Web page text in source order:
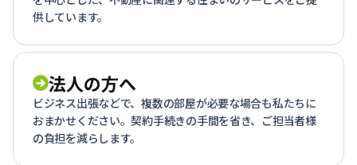
供しています。
法人の方へ
ビジネス出張などで、複数の部屋が必要な場合も私たちに
おまかせください。契約手続きの手間を省き、ご担当者様
の負担を減らします。